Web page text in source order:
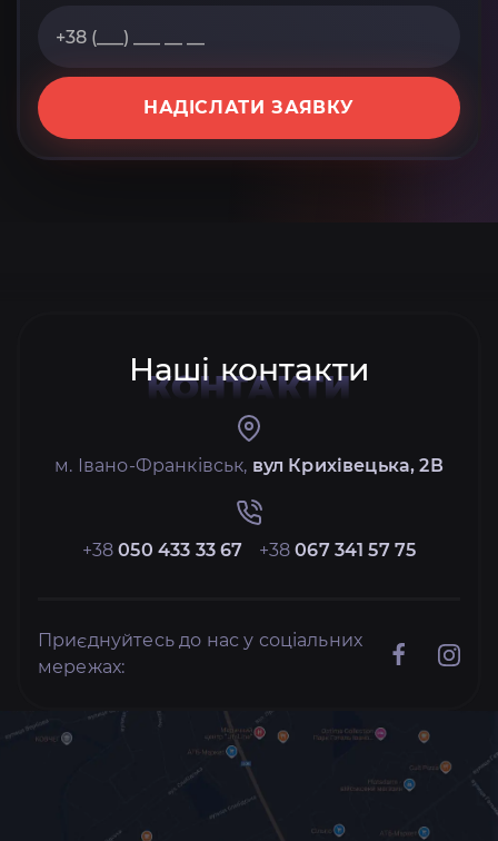
НАДІСЛАТИ ЗАЯВКУ
Наші контакти
КОНТАКТИ
м. Івано-Франківськ, вул Крихівецька, 2В
+38050 433 33 67 +38067 341 57 75
Приєднуйтесь до нас у соціальних
мережах: